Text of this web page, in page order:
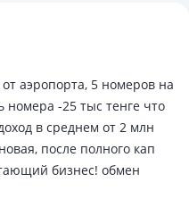
аэропорта, 5 номеров на
номера -25 тыс тенге что
в среднем от 2 млн
после полного кап
бизнес! обмен